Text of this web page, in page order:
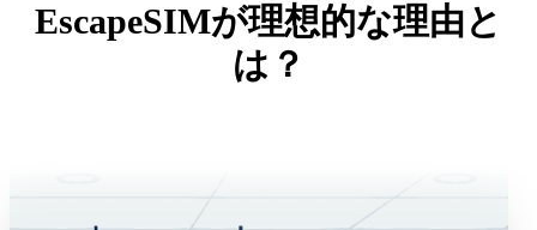
EscapeSIMが理想的な理由と
は？